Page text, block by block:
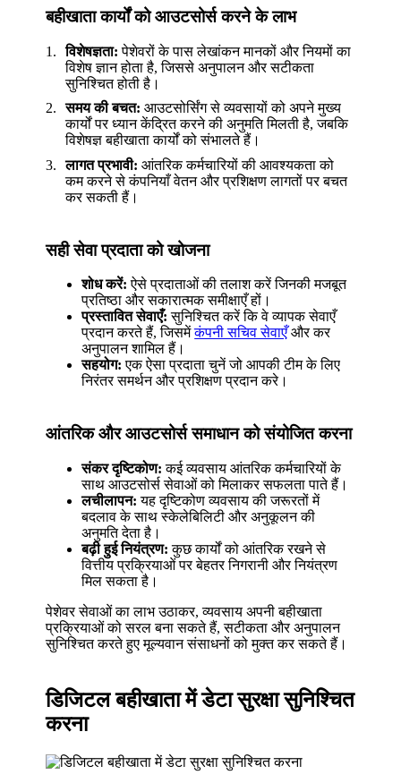
बहीखाता कार्यों को आउटसोर्स करने के लाभ
विशेषज्ञता: पेशेवरों के पास लेखांकन मानकों और नियमों का
विशेष ज्ञान होता है, जिससे अनुपालन और सटीकता
सुनिश्चित होती है।
समय की बचत: आउटसोर्सिंग से व्यवसायों को अपने मुख्य
कार्यों पर ध्यान केंद्रित करने की अनुमति मिलती है, जबकि
विशेषज्ञ बहीखाता कार्यों को संभालते हैं।
लागत प्रभावी: आंतरिक कर्मचारियों की आवश्यकता को
कम करने से कंपनियाँ वेतन और प्रशिक्षण लागतों पर बचत
कर सकती हैं।
सही सेवा प्रदाता को खोजना
शोध करें: ऐसे प्रदाताओं की तलाश करें जिनकी मजबूत
प्रतिष्ठा और सकारात्मक समीक्षाएँ हों।
प्रस्तावित सेवाएँ: सुनिश्चित करें कि वे व्यापक सेवाएँ
प्रदान करते हैं, जिसमेंकंपनी सचिव सेवाएँऔर कर
अनुपालन शामिल हैं।
सहयोग: एक ऐसा प्रदाता चुनें जो आपकी टीम के लिए
निरंतर समर्थन और प्रशिक्षण प्रदान करे।
आंतरिक और आउटसोर्स समाधान को संयोजित करना
संकर दृष्टिकोण: कई व्यवसाय आंतरिक कर्मचारियों के
साथ आउटसोर्स सेवाओं को मिलाकर सफलता पाते हैं।
लचीलापन: यह दृष्टिकोण व्यवसाय की जरूरतों में
बदलाव के साथ स्केलेबिलिटी और अनुकूलन की
अनुमति देता है।
बढ़ी हुई नियंत्रण: कुछ कार्यों को आंतरिक रखने से
वित्तीय प्रक्रियाओं पर बेहतर निगरानी और नियंत्रण
मिल सकता है।
पेशेवर सेवाओं का लाभ उठाकर, व्यवसाय अपनी बहीखाता
प्रक्रियाओं को सरल बना सकते हैं, सटीकता और अनुपालन
सुनिश्चित करते हुए मूल्यवान संसाधनों को मुक्त कर सकते हैं।
डिजिटल बहीखाता में डेटा सुरक्षा सुनिश्चित
करना